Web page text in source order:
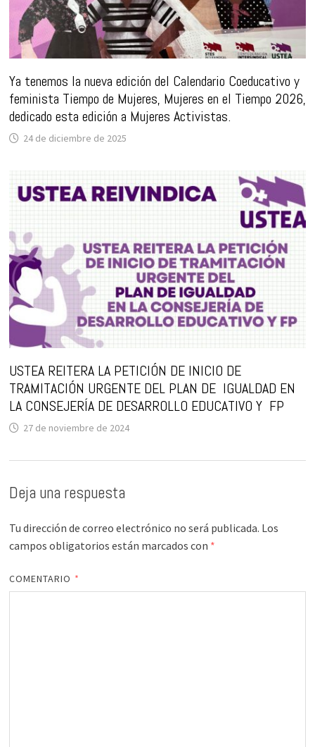
Ya tenemos la nueva edición del Calendario Coeducativo y
feminista Tiempo de Mujeres, Mujeres en el Tiempo 2026,
dedicado esta edición a Mujeres Activistas.
24 de diciembre de 2025
USTEA REITERA LA PETICIÓN DE INICIO DE
TRAMITACIÓN URGENTE DEL PLAN DE IGUALDAD EN
LA CONSEJERÍA DE DESARROLLO EDUCATIVO Y FP
27 de noviembre de 2024
Deja una respuesta
Tu dirección de correo electrónico no será publicada. Los
campos obligatorios están marcados con *
COMENTARIO *